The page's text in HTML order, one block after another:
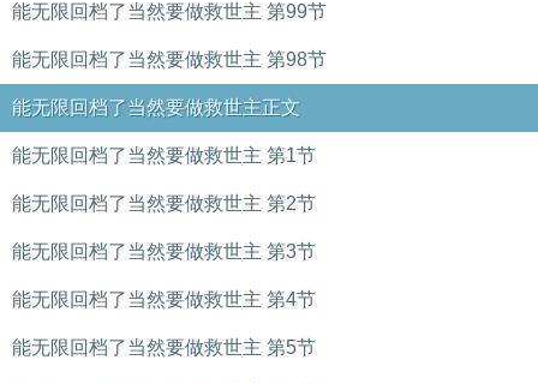
能无限回档了当然要做救世主 第99节
能无限回档了当然要做救世主 第98节
能无限回档了当然要做救世主正文
能无限回档了当然要做救世主 第1节
能无限回档了当然要做救世主 第2节
能无限回档了当然要做救世主 第3节
能无限回档了当然要做救世主 第4节
能无限回档了当然要做救世主 第5节